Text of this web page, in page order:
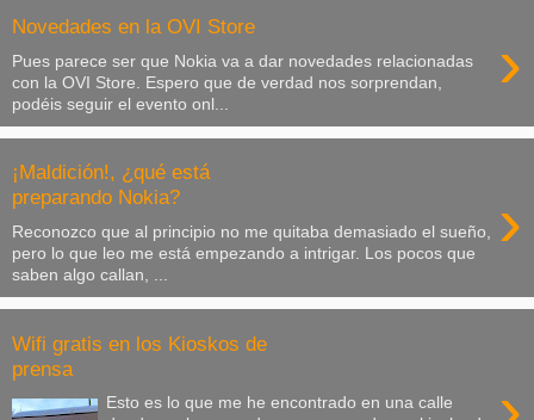
Novedades en la OVI Store ›
Pues parece ser que Nokia va a dar novedades relacionadas
con la OVI Store. Espero que de verdad nos sorprendan,
podéis seguir el evento onl...
¡Maldición!, ¿qué está
preparando Nokia?
›
Reconozco que al principio no me quitaba demasiado el sueño,
pero lo que leo me está empezando a intrigar. Los pocos que
saben algo callan, ...
Wifi gratis en los Kioskos de
prensa
Esto es lo que me he encontrado en una calle